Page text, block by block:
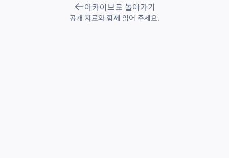
아카이브로 돌아가기
공개 자료와 함께 읽어 주세요.